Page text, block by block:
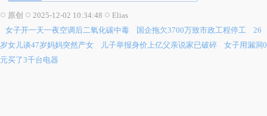
遇到这个事的大哥太不容易了，但银行员工... >>
取170万肯定要事先通知银行的，刚出门... >>
原创 2025-12-02 10:34:48
Elias
女子开一天一夜空调后二氧化碳中毒
国企拖欠3700万致市政工程停工
26
岁女儿谈47岁妈妈突然产女
儿子举报身价上亿父亲说家已破碎
女子用漏洞0
元买了3千台电器